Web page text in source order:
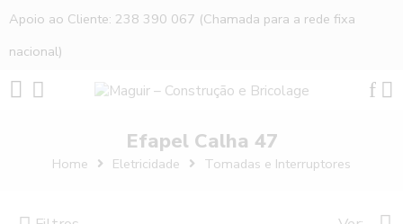
Apoio ao Cliente: 238 390 067 (Chamada para a rede fixa
nacional)
Efapel Calha 47
Home Eletricidade Tomadas e Interruptores